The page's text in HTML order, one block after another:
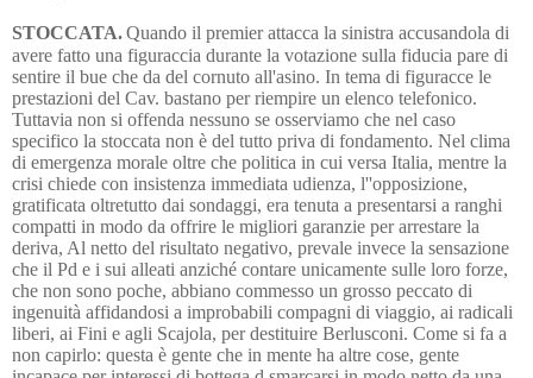
STOCCATA.Quando il premier attacca la sinistra accusandola di
avere fatto una figuraccia durante la votazione sulla fiducia pare di
sentire il bue che da del cornuto all'asino. In tema di figuracce le
prestazioni del Cav. bastano per riempire un elenco telefonico.
Tuttavia non si offenda nessuno se osserviamo che nel caso
specifico la stoccata non è del tutto priva di fondamento. Nel clima
di emergenza morale oltre che politica in cui versa Italia, mentre la
crisi chiede con insistenza immediata udienza, l''opposizione,
gratificata oltretutto dai sondaggi, era tenuta a presentarsi a ranghi
compatti in modo da offrire le migliori garanzie per arrestare la
deriva, Al netto del risultato negativo, prevale invece la sensazione
che il Pd e i sui alleati anziché contare unicamente sulle loro forze,
che non sono poche, abbiano commesso un grosso peccato di
ingenuità affidandosi a improbabili compagni di viaggio, ai radicali
liberi, ai Fini e agli Scajola, per destituire Berlusconi. Come si fa a
non capirlo: questa è gente che in mente ha altre cose, gente